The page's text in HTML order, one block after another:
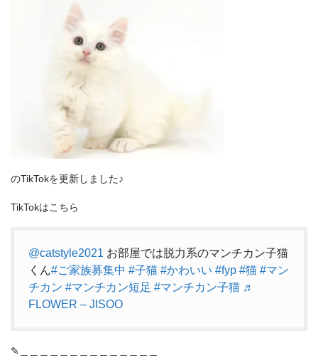
のTikTokを更新しました♪
TikTokはこちら
@catstyle2021 お部屋では脱力系のマンチカン子猫
くん#ご家族募集中 #子猫 #かわいい #fyp #猫 #マン
チカン #マンチカン短足 #マンチカン子猫 ♬
FLOWER – JISOO
✎︎＿＿＿＿＿＿＿＿＿＿＿＿＿＿